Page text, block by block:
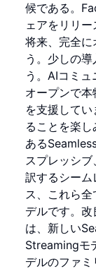
候である。
ェアをリリ
将来、完全に
う。少しの
う。AIコミュ
オープンで
を支援して
ることを楽
ある
スプレッシ
訳するシーム
ス、これら
デルです。
は、新しい
Streamingモ
デルのファ